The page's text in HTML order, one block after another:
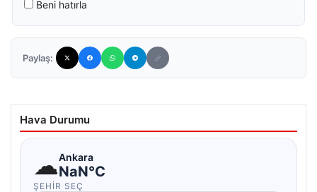
Beni hatırla
Paylaş:
Hava Durumu
☁Ankara
NaN°C
ŞEHIR SEÇ